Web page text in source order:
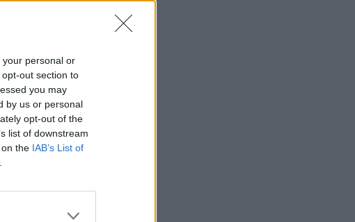
personal or
out section to
you may
by us or personal
opt-out of the
list of downstream
the IAB’s List of